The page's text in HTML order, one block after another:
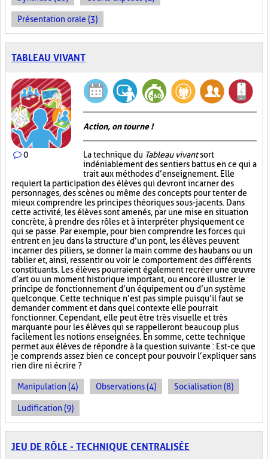
Présentation orale (3)
TABLEAU VIVANT
0
Action, on tourne !
La technique du Tableau vivantsort
indéniablement des sentiers battus en ce qui a
trait aux méthodes d’enseignement. Elle
requiert la participation des élèves qui devront incarner des
personnages, des scènes ou même des concepts pour tenter de
mieux comprendre les principes théoriques sous-jacents. Dans
cette activité, les élèves sont amenés, par une mise en situation
concrète, à prendre des rôles et à interpréter physiquement ce
qui se passe. Par exemple, pour bien comprendre les forces qui
entrent en jeu dans la structure d’un pont, les élèves peuvent
incarner des piliers, se donner la main comme des haubans ou un
tablier et, ainsi, ressentir ou voir le comportement des différents
constituants. Les élèves pourraient également recréer une œuvre
d’art ou un moment historique important, ou encore illustrer le
principe de fonctionnement d’un équipement ou d’un système
quelconque. Cette technique n’est pas simple puisqu’il faut se
demander comment et dans quel contexte elle pourrait
fonctionner. Cependant, elle peut être très visuelle et très
marquante pour les élèves qui se rappelleront beaucoup plus
facilement les notions enseignées. En somme, cette technique
permet aux élèves de répondre à la question suivante : Est-ce que
je comprends assez bien ce concept pour pouvoir l’expliquer sans
rien dire ni écrire ?
Manipulation (4) Observations (4) Socialisation (8)
Ludification (9)
JEU DE RÔLE - TECHNIQUE CENTRALISÉE